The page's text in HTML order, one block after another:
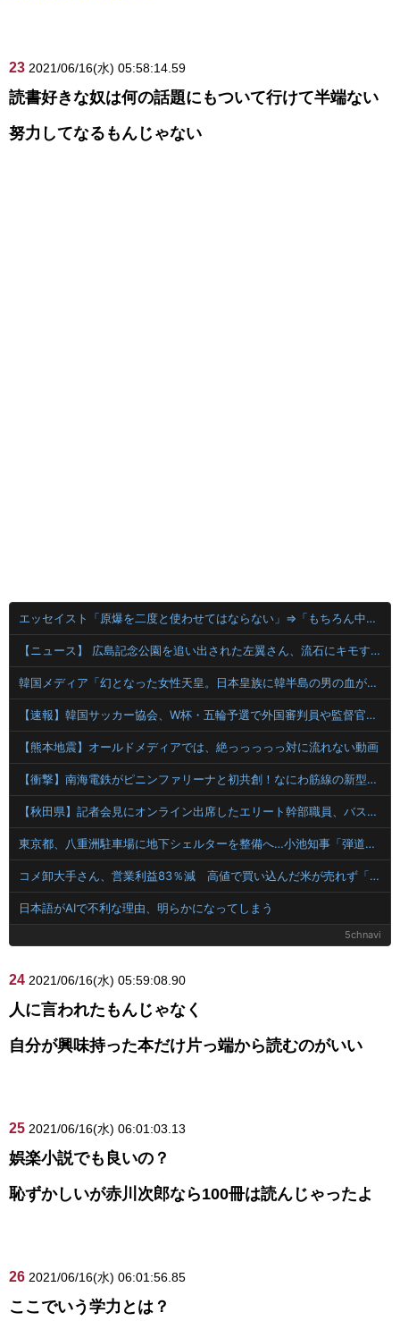
23 2021/06/16(水) 05:58:14.59
読書好きな奴は何の話題にもついて行けて半端ない
努力してなるもんじゃない
エッセイスト「原爆を二度と使わせてはならない」⇒「もちろん中国の核も非難する？」⇒「中国の核は綺麗な核！」
【ニュース】 広島記念公園を追い出された左翼さん、流石にキモすぎて炎上
韓国メディア「幻となった女性天皇。日本皇族に韓半島の男の血が入る可能性がゼロに・・・」
【速報】韓国サッカー協会、W杯・五輪予選で外国審判員や監督官を性接待！！！！
【熊本地震】オールドメディアでは、絶っっっっっ対に流れない動画
【衝撃】南海電鉄がピニンファリーナと初共創！なにわ筋線の新型特急が凄そう
【秋田県】記者会見にオンライン出席したエリート幹部職員、バスローブ姿でタバコを吸いながら説明 県が聞き取りへ
東京都、八重洲駐車場に地下シェルターを整備へ…小池知事「弾道ミサイル攻撃から都民の命と財産守る」！
コメ卸大手さん、営業利益83％減 高値で買い込んだ米が売れず「損切り祭り」開幕へ
日本語がAIで不利な理由、明らかになってしまう
5chnavi
24 2021/06/16(水) 05:59:08.90
人に言われたもんじゃなく
自分が興味持った本だけ片っ端から読むのがいい
25 2021/06/16(水) 06:01:03.13
娯楽小説でも良いの？
恥ずかしいが赤川次郎なら100冊は読んじゃったよ
26 2021/06/16(水) 06:01:56.85
ここでいう学力とは？